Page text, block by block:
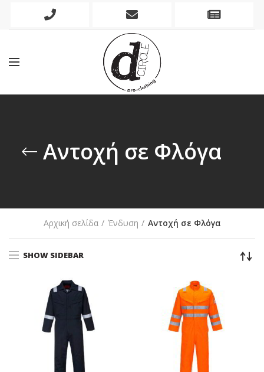
Phone
Mobile
Αντοχή σε Φλόγα
Αρχική σελίδα Ένδυση Αντοχή σε Φλόγα
SHOW SIDEBAR